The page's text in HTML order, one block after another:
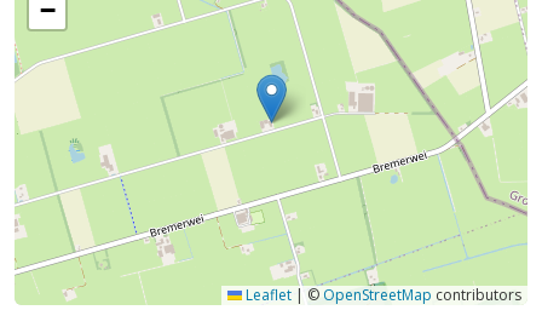
−
Leaflet | © OpenStreetMap contributors